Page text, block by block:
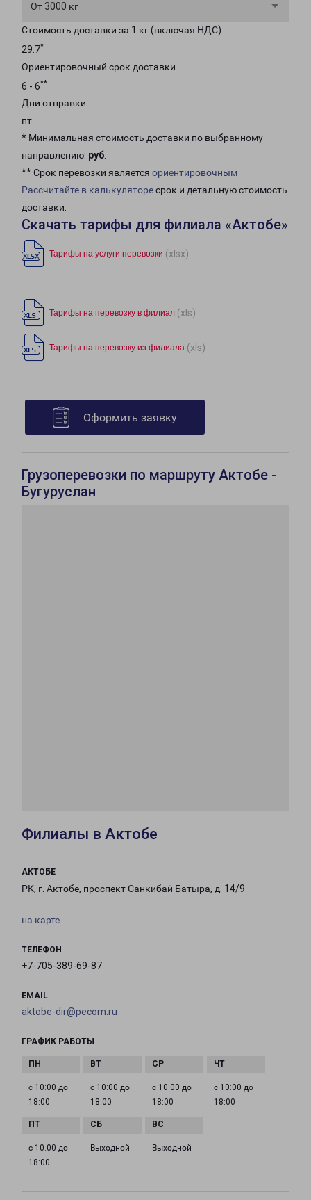
От 3000 кг
Стоимость доставки за 1 кг (включая НДС)
29.7*
Ориентировочный срок доставки
6 - 6**
Дни отправки
пт
* Минимальная стоимость доставки по выбранному
направлению: руб.
** Срок перевозки является ориентировочным
Рассчитайте в калькуляторесрок и детальную стоимость
доставки.
Скачать тарифы для филиала «Актобе»
Тарифы на услуги перевозки (xlsx)
Тарифы на перевозку в филиал (xls)
Тарифы на перевозку из филиала (xls)
Оформить заявку
Грузоперевозки по маршруту Актобе -
Бугуруслан
Филиалы в Актобе
АКТОБЕ
РК, г. Актобе, проспект Санкибай Батыра, д. 14/9
на карте
ТЕЛЕФОН
+7-705-389-69-87
EMAIL
aktobe-dir@pecom.ru
ГРАФИК РАБОТЫ
с 10:00 до
18:00
с 10:00 до
18:00
с 10:00 до
18:00
с 10:00 до
18:00
с 10:00 до
18:00
Выходной Выходной